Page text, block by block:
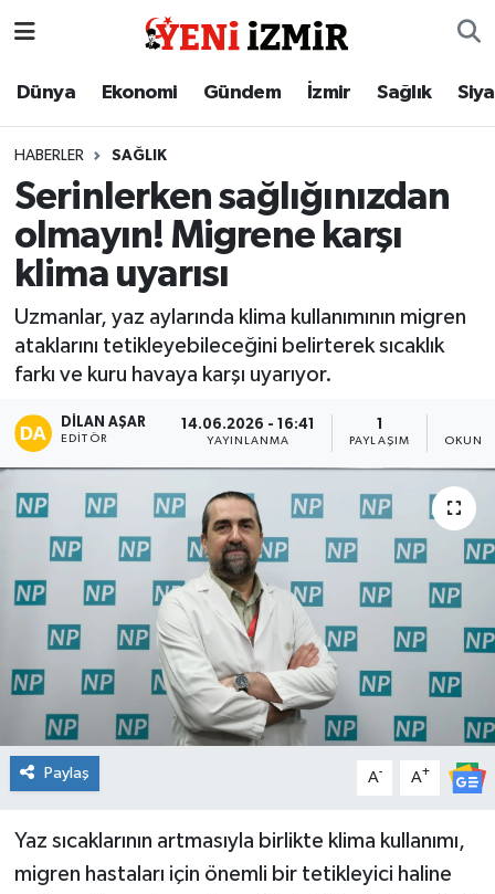
Dünya Ekonomi Gündem İzmir Sağlık
HABERLER SAĞLIK
Serinlerken sağlığınızdan
olmayın! Migrene karşı
klima uyarısı
Uzmanlar, yaz aylarında klima kullanımının migren
ataklarını tetikleyebileceğini belirterek sıcaklık
farkı ve kuru havaya karşı uyarıyor.
DILAN AŞAR
EDITÖR
14.06.2026 - 16:41
YAYINLANMA PAYLAŞIM
Paylaş A- A+
Yaz sıcaklarının artmasıyla birlikte klima kullanımı,
migren hastaları için önemli bir tetikleyici haline
Dünya
Gündem
İzmir
Sağlık
Siyaset
Magazin
Spor
Teknoloji
Tatil ve Seyahat
Okul Gazetesi
İzmir Nöbetçi Eczaneler
İzmir Namaz Vakitleri
İzmir Trafik Yoğunluk Haritası
Süper Lig Puan Durumu ve Fikstür
Tüm Manşetler
Son Dakika Haberleri